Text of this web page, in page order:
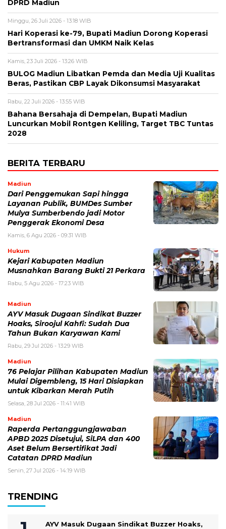
DPRD Madiun
Minggu, 26 Juli 2026 - 13:18 WIB
Hari Koperasi ke-79, Bupati Madiun Dorong Koperasi
Bertransformasi dan UMKM Naik Kelas
Kamis, 23 Juli 2026 - 13:26 WIB
BULOG Madiun Libatkan Pemda dan Media Uji Kualitas
Beras, Pastikan CBP Layak Dikonsumsi Masyarakat
Rabu, 22 Juli 2026 - 13:55 WIB
Bahana Bersahaja di Dempelan, Bupati Madiun
Luncurkan Mobil Rontgen Keliling, Target TBC Tuntas
2028
BERITA TERBARU
Madiun
Dari Penggemukan Sapi hingga
Layanan Publik, BUMDes Sumber
Mulya Sumberbendo jadi Motor
Penggerak Ekonomi Desa
Kamis, 6 Agu 2026 - 09:31 WIB
Hukum
Kejari Kabupaten Madiun
Musnahkan Barang Bukti 21 Perkara
Rabu, 5 Agu 2026 - 17:23 WIB
Madiun
AYV Masuk Dugaan Sindikat Buzzer
Hoaks, Siroojul Kahfi: Sudah Dua
Tahun Bukan Karyawan Kami
Rabu, 29 Jul 2026 - 13:29 WIB
Madiun
76 Pelajar Pilihan Kabupaten Madiun
Mulai Digembleng, 15 Hari Disiapkan
untuk Kibarkan Merah Putih
Selasa, 28 Jul 2026 - 11:41 WIB
Madiun
Raperda Pertanggungjawaban
APBD 2025 Disetujui, SiLPA dan 400
Aset Belum Bersertifikat Jadi
Catatan DPRD Madiun
Senin, 27 Jul 2026 - 14:19 WIB
TRENDING
AYV Masuk Dugaan Sindikat Buzzer Hoaks,